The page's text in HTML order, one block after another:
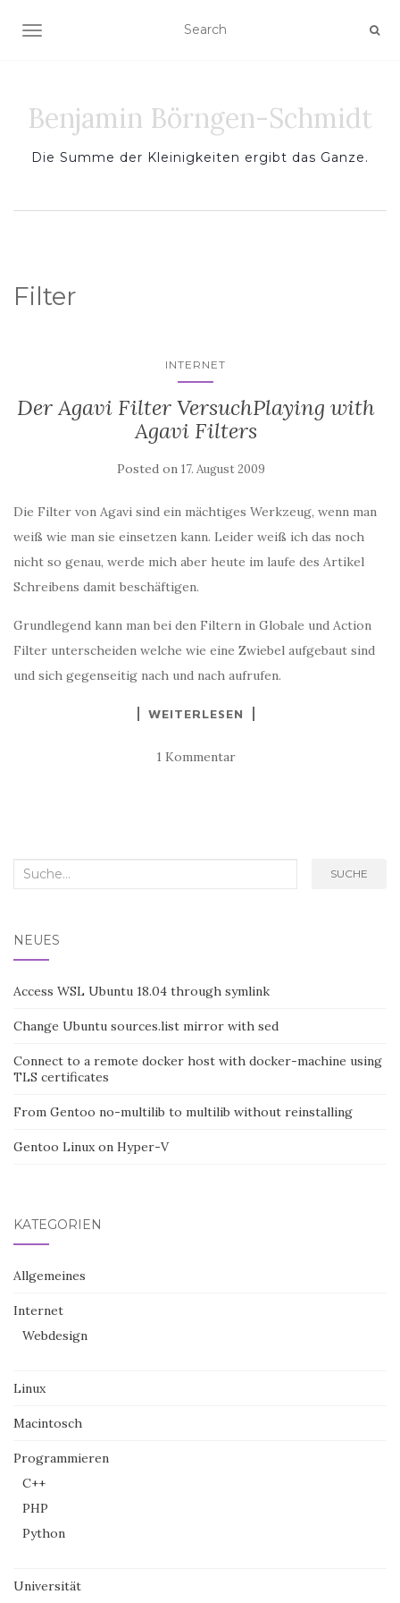
TOGGLE NAVIGATION
Benjamin Börngen-Schmidt
Die Summe der Kleinigkeiten ergibt das Ganze.
Filter
INTERNET
Der Agavi Filter VersuchPlaying with
Agavi Filters
Posted on 17. August 2009
Die Filter von Agavi sind ein mächtiges Werkzeug, wenn man
weiß wie man sie einsetzen kann. Leider weiß ich das noch
nicht so genau, werde mich aber heute im laufe des Artikel
Schreibens damit beschäftigen.
Grundlegend kann man bei den Filtern in Globale und Action
Filter unterscheiden welche wie eine Zwiebel aufgebaut sind
und sich gegenseitig nach und nach aufrufen.
WEITERLESEN
1 Kommentar
Search
SUCHE
NEUES
Access WSL Ubuntu 18.04 through symlink
Change Ubuntu sources.list mirror with sed
Connect to a remote docker host with docker-machine using
TLS certificates
From Gentoo no-multilib to multilib without reinstalling
Gentoo Linux on Hyper-V
KATEGORIEN
Allgemeines
Internet
Webdesign
Linux
Macintosch
Programmieren
C++
PHP
Python
Universität